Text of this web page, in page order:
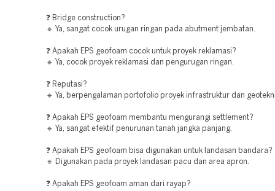
❓ Bridge construction?
🔹 Ya, sangat cocok urugan ringan pada abutment jembatan.
❓ Apakah EPS geofoam cocok untuk proyek reklamasi?
🔹 Ya, cocok proyek reklamasi dan pengurugan ringan.
❓ Reputasi?
🔹 Ya, berpengalaman portofolio proyek infrastruktur dan
❓ Apakah EPS geofoam membantu mengurangi settlement?
🔹 Ya, sangat efektif penurunan tanah jangka panjang.
❓ Apakah EPS geofoam bisa digunakan untuk landasan bandara?
🔹 Digunakan pada proyek landasan pacu dan area apron.
❓ Apakah EPS geofoam aman dari rayap?